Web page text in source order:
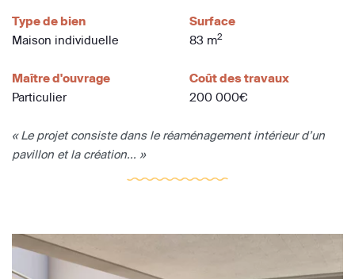
Type de bien
Maison individuelle
Surface
83 m2
Maître d'ouvrage
Particulier
Coût des travaux
200 000€
« Le projet consiste dans le réaménagement intérieur d’un
pavillon et la création... »